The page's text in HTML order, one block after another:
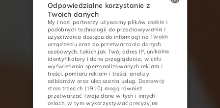
POLISH
ENGLISH
GERMAN
CZECH
Odpowiedzialne korzystanie z
Twoich danych
My i nasi partnerzy używamy plików cookie i
podobnych technologii do przechowywania i
uzyskiwania dostępu do informacji na Twoim
urządzeniu oraz do przetwarzania danych
osobowych, takich jak Twój adres IP, unikalne
identyfikatory i dane przeglądania, w celu
wyświetlania spersonalizowanych reklam i
treści, pomiaru reklam i treści, analizy
odbiorców oraz ulepszania usług. Dostawcy
stron trzecich (1910) mogą również
przetwarzać Twoje dane w tych i innych
celach, w tym wykorzystywać precyzyjne